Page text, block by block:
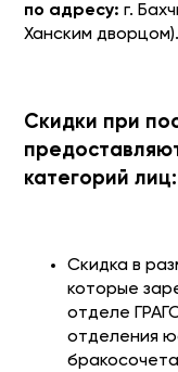
по адресу: г.
Ханским дворцом).
Cкидки при
категорий лиц:
Скидка в
которые
отделе
отделения